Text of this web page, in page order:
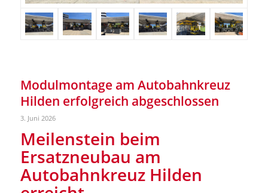
Modulmontage am Autobahnkreuz
Hilden erfolgreich abgeschlossen
3. Juni 2026
Meilenstein beim
Ersatzneubau am
Autobahnkreuz Hilden